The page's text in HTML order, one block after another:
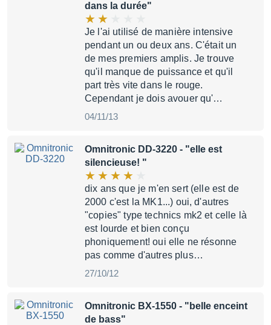
dans la durée"
Je l'ai utilisé de manière intensive
pendant un ou deux ans. C'était un
de mes premiers amplis. Je trouve
qu'il manque de puissance et qu'il
part très vite dans le rouge.
Cependant je dois avouer qu'…
04/11/13
Omnitronic DD-3220 - "elle est
silencieuse! "
dix ans que je m'en sert (elle est de
2000 c'est la MK1...) oui, d'autres
"copies" type technics mk2 et celle là
est lourde et bien conçu
phoniquement! oui elle ne résonne
pas comme d'autres plus…
27/10/12
Omnitronic BX-1550 - "belle enceint
de bass"